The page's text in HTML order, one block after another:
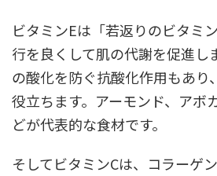
ビタミンEは「若返りのビタミ
行を良くして肌の代謝を促進し
の酸化を防ぐ抗酸化作用もあり
役立ちます。アーモンド、アボ
どが代表的な食材です。
そしてビタミンCは、コラーゲ